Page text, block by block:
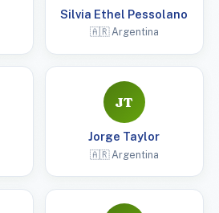
Silvia Ethel Pessolano
🇦🇷 Argentina
JT
Jorge Taylor
🇦🇷 Argentina